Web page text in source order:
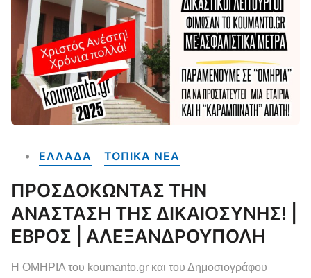
ΕΛΛΑΔΑ ΤΟΠΙΚΑ NEA
ΠΡΟΣΔΟΚΩΝΤΑΣ ΤΗΝ
ΑΝΑΣΤΑΣΗ ΤΗΣ ΔΙΚΑΙΟΣΥΝΗΣ! |
ΕΒΡΟΣ | ΑΛΕΞΑΝΔΡΟΥΠΟΛΗ
Η ΟΜΗΡΙΑ του koumanto.gr και του Δημοσιογράφου